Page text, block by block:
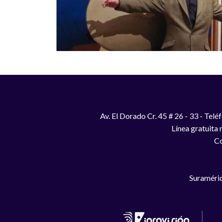
Av. El Dorado Cr. 45 # 26 - 33 -
Línea gratuita